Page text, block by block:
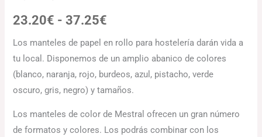
23.20€ - 37.25€
Los manteles de papel en rollo para hostelería darán vida a
tu local. Disponemos de un amplio abanico de colores
(blanco, naranja, rojo, burdeos, azul, pistacho, verde
oscuro, gris, negro) y tamaños.
Los manteles de color de Mestral ofrecen un gran número
de formatos y colores. Los podrás combinar con los